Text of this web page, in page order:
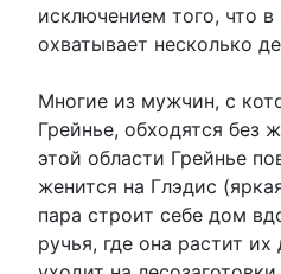
исключением того, что в
охватывает несколько
Многие из мужчин, с
Грейнье, обходятся без
этой области Грейнье
женится на Глэдис
пара строит себе дом
ручья, где она растит их